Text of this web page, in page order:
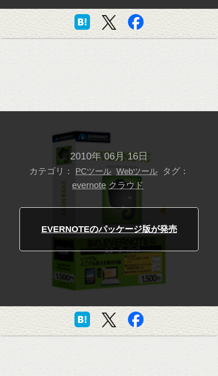
2010年 06月 16日
カテゴリ： PCツール Webツール
タグ：
evernote クラウド
EVERNOTEのパッケージ版が発売